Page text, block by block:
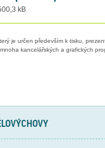
kB
je určen především k tisku,
kancelářských a grafických